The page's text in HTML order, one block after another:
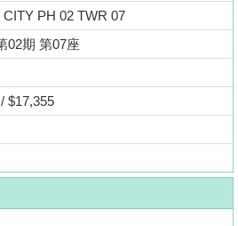
PH 02 TWR 07
02期 第07座
$17,355